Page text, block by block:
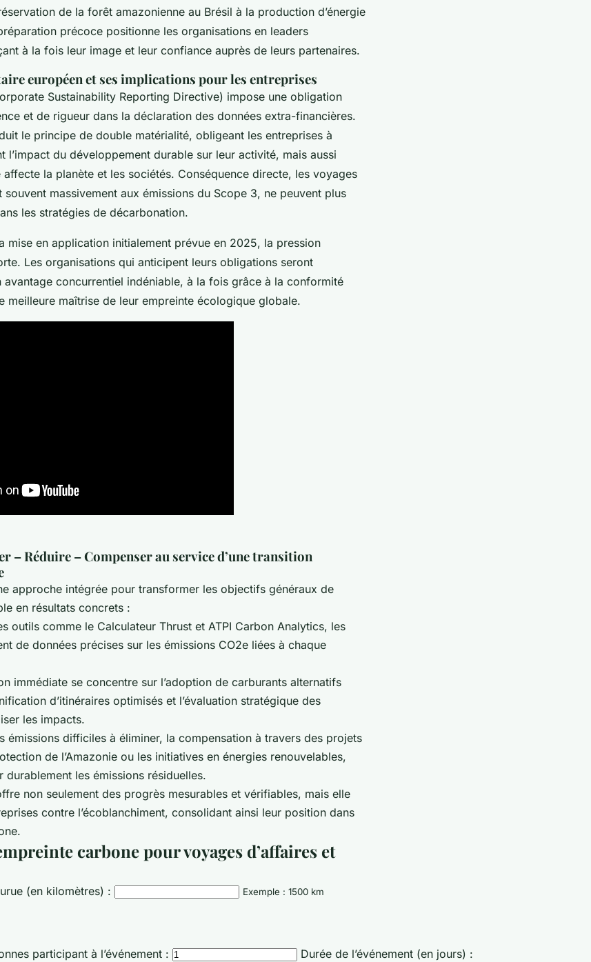
de la forêt amazonienne au Brésil à la production d’énergie
précoce positionne les organisations en leaders
à la fois leur image et leur confiance auprès de leurs partenaires.
européen et ses implications pour les entreprises
Sustainability Reporting Directive) impose une obligation
et de rigueur dans la déclaration des données extra-financières.
le principe de double matérialité, obligeant les entreprises à
l’impact du développement durable sur leur activité, mais aussi
la planète et les sociétés. Conséquence directe, les voyages
souvent massivement aux émissions du Scope 3, ne peuvent plus
les stratégies de décarbonation.
mise en application initialement prévue en 2025, la pression
Les organisations qui anticipent leurs obligations seront
avantage concurrentiel indéniable, à la fois grâce à la conformité
meilleure maîtrise de leur empreinte écologique globale.
– Réduire – Compenser au service d’une transition
approche intégrée pour transformer les objectifs généraux de
en résultats concrets :
outils comme le Calculateur Thrust et ATPI Carbon Analytics, les
de données précises sur les émissions CO2e liées à chaque
immédiate se concentre sur l’adoption de carburants alternatifs
d’itinéraires optimisés et l’évaluation stratégique des
les impacts.
émissions difficiles à éliminer, la compensation à travers des projets
de l’Amazonie ou les initiatives en énergies renouvelables,
durablement les émissions résiduelles.
non seulement des progrès mesurables et vérifiables, mais elle
contre l’écoblanchiment, consolidant ainsi leur position dans
carbone pour voyages d’affaires et
(en kilomètres) : Exemple : 1500 km
participant à l’événement : Durée de l’événement (en jours) :